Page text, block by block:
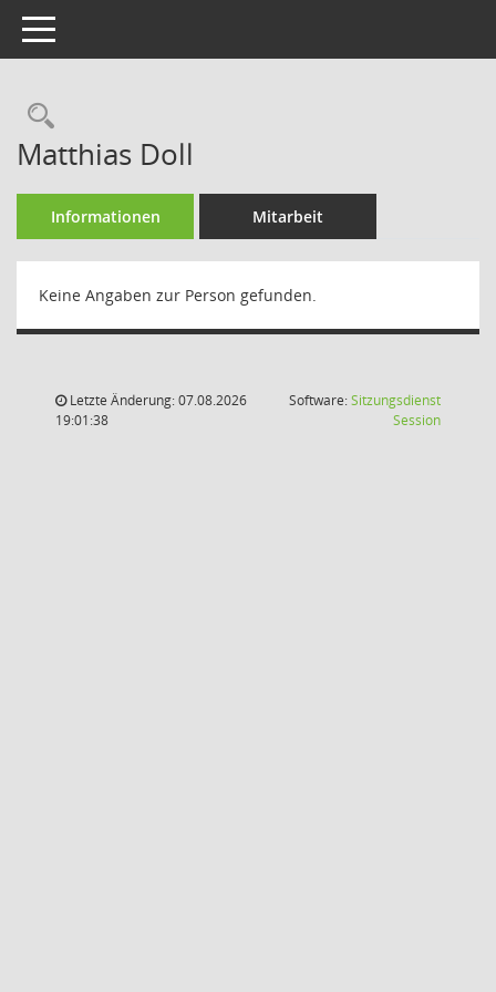
Toggle navigation
Rechercheauswahl
Matthias Doll
Informationen Mitarbeit
Keine Angaben zur Person gefunden.
Letzte Änderung: 07.08.2026
19:01:38
Software:Sitzungsdienst
Session(Wird in